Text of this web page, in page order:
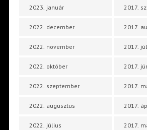
2023. január
2022. december
2022. november
2022. október
2022. szeptember
2022. augusztus
2022. július
2017.
2017.
2017.
2017.
2017.
2017.
2017.